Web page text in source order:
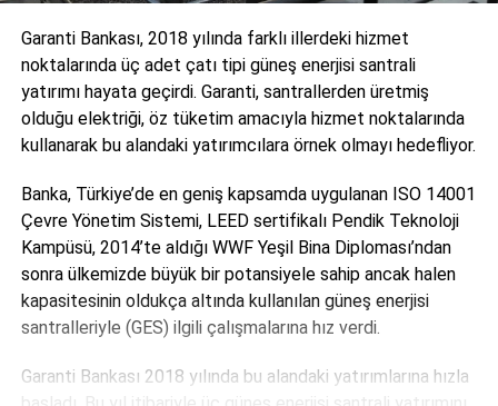
Garanti Bankası, 2018 yılında farklı illerdeki hizmet
noktalarında üç adet çatı tipi güneş enerjisi santrali
yatırımı hayata geçirdi. Garanti, santrallerden üretmiş
olduğu elektriği, öz tüketim amacıyla hizmet noktalarında
kullanarak bu alandaki yatırımcılara örnek olmayı hedefliyor.
Banka, Türkiye’de en geniş kapsamda uygulanan ISO 14001
Çevre Yönetim Sistemi, LEED sertifikalı Pendik Teknoloji
Kampüsü, 2014’te aldığı WWF Yeşil Bina Diploması’ndan
sonra ülkemizde büyük bir potansiyele sahip ancak halen
kapasitesinin oldukça altında kullanılan güneş enerjisi
santralleriyle (GES) ilgili çalışmalarına hız verdi.
Garanti Bankası 2018 yılında bu alandaki yatırımlarına hızla